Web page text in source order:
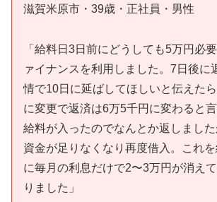
滋賀米原市・39歳・正社員・男性
「給料日3日前にどうしても5万円必
ァイナンスを利用しました。7日後に
情で10日に延ばしてほしいと伝えた
に変更で返済は6万5千円に変わると言
給料が入ったのでなんとか返しまし
資金が足りなくなり再度借入。これ
に毎月の利息だけで2〜3万円が消え
りました」